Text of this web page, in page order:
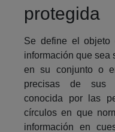
protegida
Se define el objeto
información que sea
en su conjunto o
precisas de sus
conocida por las
círculos en que
información en